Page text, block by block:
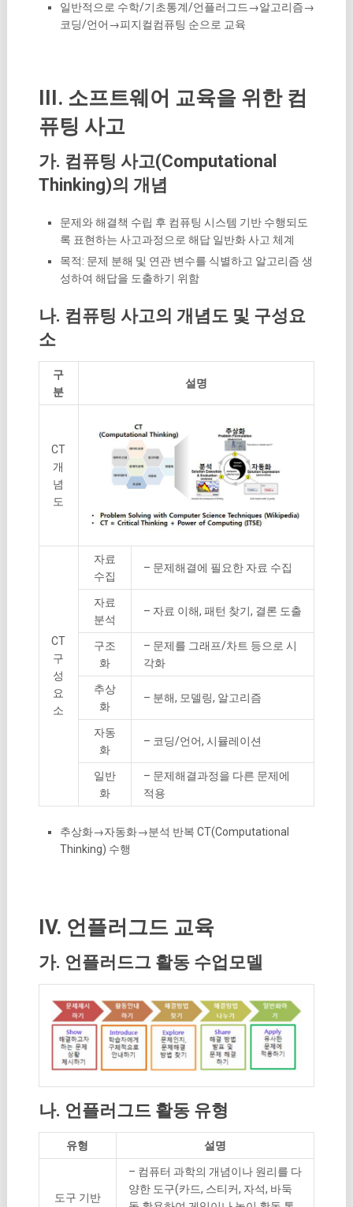
일반적으로 수학/기초통계/언플러그드→알고리즘→
코딩/언어→피지컬컴퓨팅 순으로 교육
III. 소프트웨어 교육을 위한 컴
퓨팅 사고
가. 컴퓨팅 사고(Computational
Thinking)의 개념
문제와 해결책 수립 후 컴퓨팅 시스템 기반 수행되도
록 표현하는 사고과정으로 해답 일반화 사고 체계
목적: 문제 분해 및 연관 변수를 식별하고 알고리즘 생
성하여 해답을 도출하기 위함
나. 컴퓨팅 사고의 개념도 및 구성요
소
구
분
설명
CT
개
념
도
CT
구
성
요
소
자료
수집
– 문제해결에 필요한 자료 수집
자료
분석
– 자료 이해, 패턴 찾기, 결론 도출
구조
화
– 문제를 그래프/차트 등으로 시
각화
추상
화
– 분해, 모델링, 알고리즘
자동
화
– 코딩/언어, 시뮬레이션
일반
화
– 문제해결과정을 다른 문제에
적용
추상화→자동화→분석 반복 CT(Computational
Thinking) 수행
IV. 언플러그드 교육
가. 언플러드그 활동 수업모델
나. 언플러그드 활동 유형
유형 설명
도구 기반
– 컴퓨터 과학의 개념이나 원리를 다
양한 도구(카드, 스티커, 자석, 바둑